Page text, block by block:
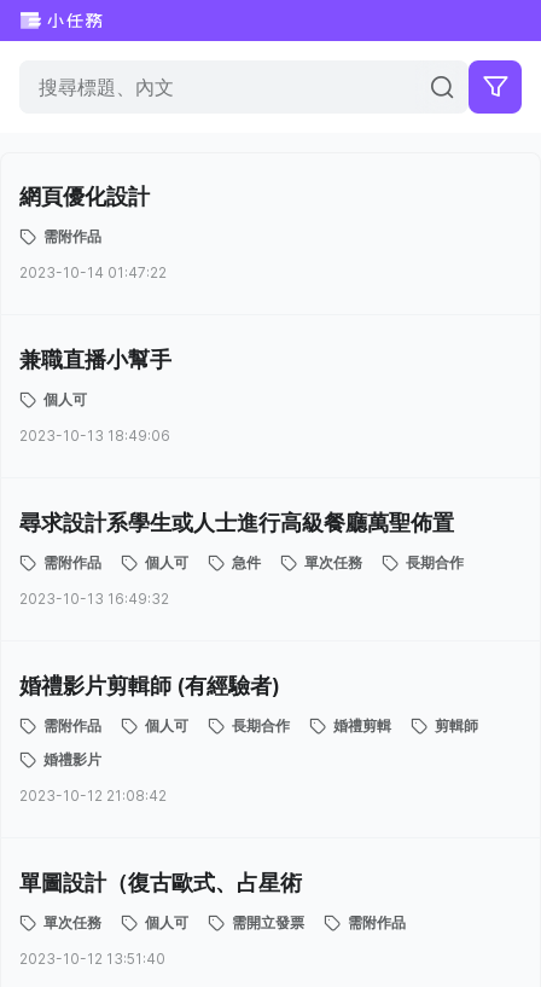
網頁優化設計
需附作品
2023-10-14 01:47:22
兼職直播小幫手
個人可
2023-10-13 18:49:06
尋求設計系學生或人士進行高級餐廳萬聖佈置
需附作品 個人可 急件 單次任務
長期合作
2023-10-13 16:49:32
婚禮影片剪輯師 (有經驗者)
需附作品 個人可 長期合作 婚禮剪輯
剪輯師
婚禮影片
2023-10-12 21:08:42
單圖設計（復古歐式、占星術
單次任務 個人可 需開立發票
需附作品
2023-10-12 13:51:40